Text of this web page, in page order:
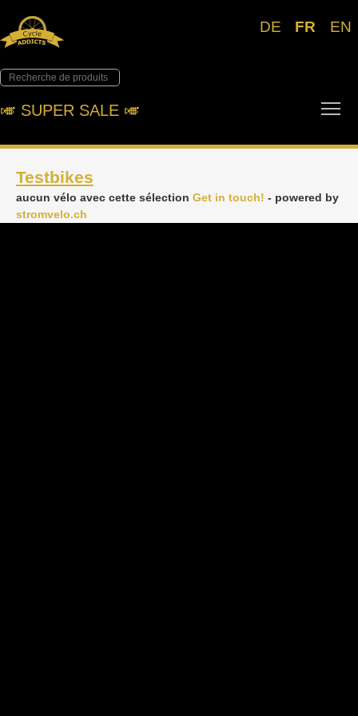
DE FR EN
🎺︎ SUPER SALE 🎺︎
Testbikes
aucun vélo avec cette sélection Get in touch! - powered by
stromvelo.ch